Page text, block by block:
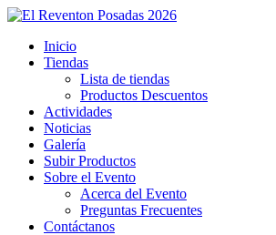
Inicio
Tiendas
Lista de tiendas
Productos Descuentos
Actividades
Noticias
Galería
Subir Productos
Sobre el Evento
Acerca del Evento
Preguntas Frecuentes
Contáctanos